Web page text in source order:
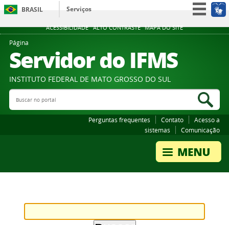
ACESSIBILIDADE ALTO CONTRASTE MAPA DO SITE
BRASIL
Serviços
Participe
Legislação
Canais
Página
Servidor do IFMS
INSTITUTO FEDERAL DE MATO GROSSO DO SUL
Buscar no portal
Perguntas frequentes Contato
Acesso a
sistemas
Comunicação